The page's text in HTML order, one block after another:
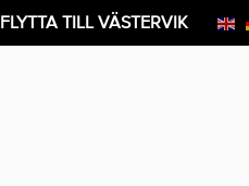
FLYTTA TILL VÄSTERVIK